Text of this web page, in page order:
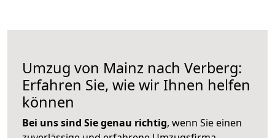
Umzug von Mainz nach Verberg:
Erfahren Sie, wie wir Ihnen helfen
können
Bei uns sind Sie genau richtig, wenn Sie einen